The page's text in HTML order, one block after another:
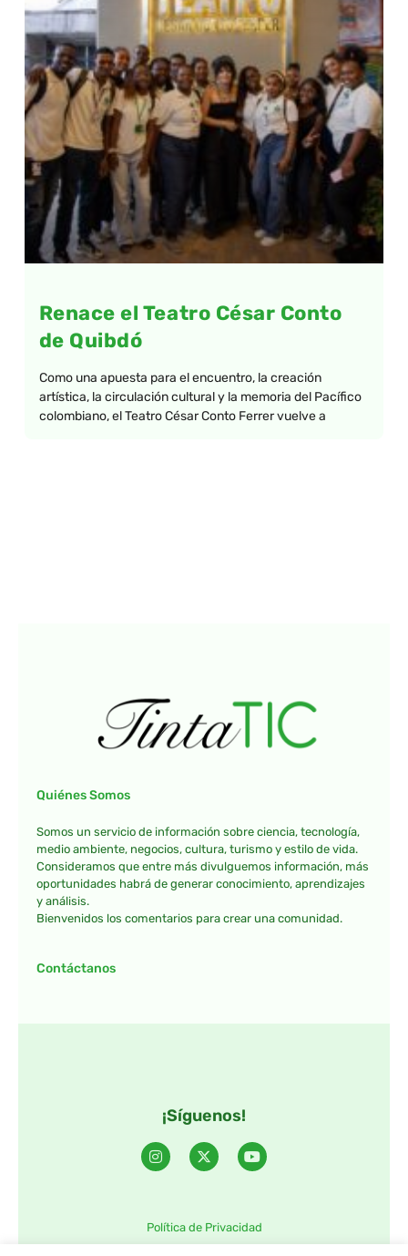
Renace el Teatro César Conto
de Quibdó
Como una apuesta para el encuentro, la creación
artística, la circulación cultural y la memoria del Pacífico
colombiano, el Teatro César Conto Ferrer vuelve a
Quiénes Somos
Somos un servicio de información sobre ciencia, tecnología,
medio ambiente, negocios, cultura, turismo y estilo de vida.
Consideramos que entre más divulguemos información, más
oportunidades habrá de generar conocimiento, aprendizajes
y análisis.
Bienvenidos los comentarios para crear una comunidad.
Contáctanos
¡Síguenos!
Política de Privacidad